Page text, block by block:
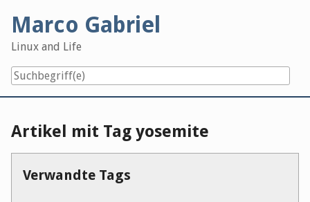
content
Marco Gabriel
Linux and Life
Artikel mit Tag yosemite
Verwandte Tags